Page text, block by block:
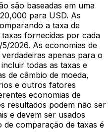
são baseadas em uma
para USD. As
a taxa de
fornecidas por cada
2026. As economias de
apenas para o
todas as taxas e
de câmbio de moeda,
e outros fatores
economias de
resultados podem não ser
e devem ser usados
de comparação de taxas é